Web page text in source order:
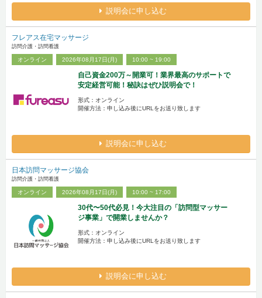
説明会に申し込む
フレアス在宅マッサージ
訪問介護・訪問看護
オンライン 2026年08月17日(月) 10:00 ~ 19:00
自己資金200万～開業可！業界最高のサポートで
安定経営可能！秘訣はぜひ説明会で！
形式：オンライン
開催方法：申し込み後にURLをお送り致します
説明会に申し込む
日本訪問マッサージ協会
訪問介護・訪問看護
オンライン 2026年08月17日(月) 10:00 ~ 17:00
30代〜50代必見！今大注目の「訪問型マッサー
ジ事業」で開業しませんか？
形式：オンライン
開催方法：申し込み後にURLをお送り致します
説明会に申し込む